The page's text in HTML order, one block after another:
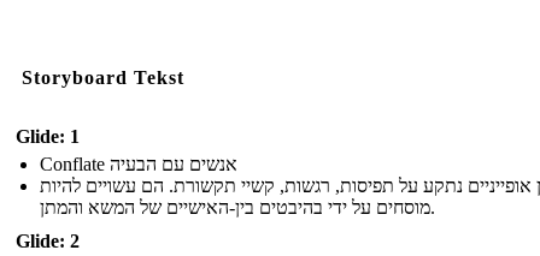
Storyboard Tekst
Glide: 1
Conflate אנשים עם הבעיה
אופייניים נתקע על תפיסות, רגשות, קשיי תקשורת. הם עשויים להיות
מוסחים על ידי בהיבטים בין-האישיים של המשא והמתן.
Glide: 2